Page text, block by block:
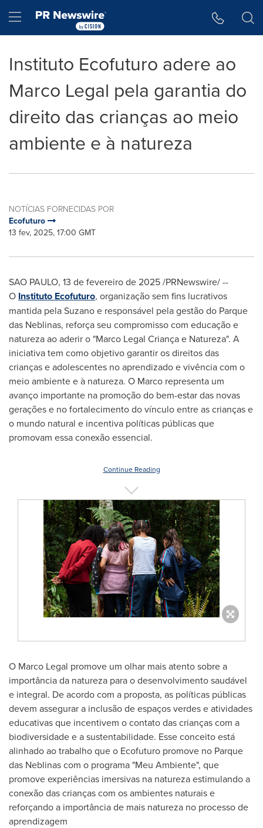
Hamburger menu
Instituto Ecofuturo adere ao
Marco Legal pela garantia do
direito das crianças ao meio
ambiente e à natureza
NOTÍCIAS FORNECIDAS POR
Ecofuturo
13 fev, 2025, 17:00 GMT
SAO PAULO, 13 de fevereiro de 2025/PRNewswire/ --
O Instituto Ecofuturo, organização sem fins lucrativos
mantida pela Suzano e responsável pela gestão do Parque
das Neblinas, reforça seu compromisso com educação e
natureza ao aderir o "Marco Legal Criança e Natureza". A
iniciativa tem como objetivo garantir os direitos das
crianças e adolescentes no aprendizado e vivência com o
meio ambiente e à natureza. O Marco representa um
avanço importante na promoção do bem-estar das novas
gerações e no fortalecimento do vínculo entre as crianças e
o mundo natural e incentiva políticas públicas que
promovam essa conexão essencial.
Continue Reading
O Marco Legal promove um olhar mais atento sobre a
importância da natureza para o desenvolvimento saudável
e integral. De acordo com a proposta, as políticas públicas
devem assegurar a inclusão de espaços verdes e atividades
educativas que incentivem o contato das crianças com a
biodiversidade e a sustentabilidade. Esse conceito está
alinhado ao trabalho que o Ecofuturo promove no Parque
das Neblinas com o programa "Meu Ambiente", que
promove experiências imersivas na natureza estimulando a
conexão das crianças com os ambientes naturais e
reforçando a importância de mais natureza no processo de
aprendizagem